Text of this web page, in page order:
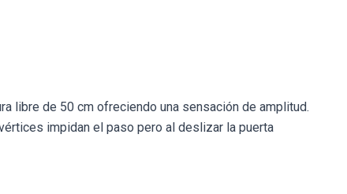
libre de 50 cm ofreciendo una sensación de amplitud.
impidan el paso pero al deslizar la puerta